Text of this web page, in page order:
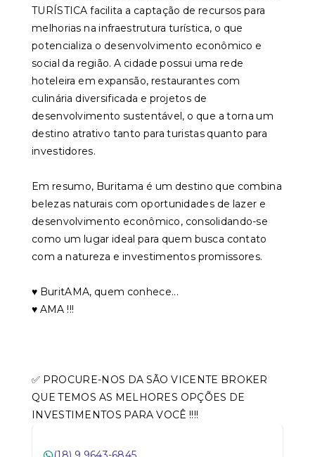
TURÍSTICA facilita a captação de recursos para
melhorias na infraestrutura turística, o que
potencializa o desenvolvimento econômico e
social da região. A cidade possui uma rede
hoteleira em expansão, restaurantes com
culinária diversificada e projetos de
desenvolvimento sustentável, o que a torna um
destino atrativo tanto para turistas quanto para
investidores.
Em resumo, Buritama é um destino que combina
belezas naturais com oportunidades de lazer e
desenvolvimento econômico, consolidando-se
como um lugar ideal para quem busca contato
com a natureza e investimentos promissores.
♥️ BuritAMA, quem conhece...
♥️ AMA !!!
✅ PROCURE-NOS DA SÃO VICENTE BROKER
QUE TEMOS AS MELHORES OPÇÕES DE
INVESTIMENTOS PARA VOCÊ !!!!